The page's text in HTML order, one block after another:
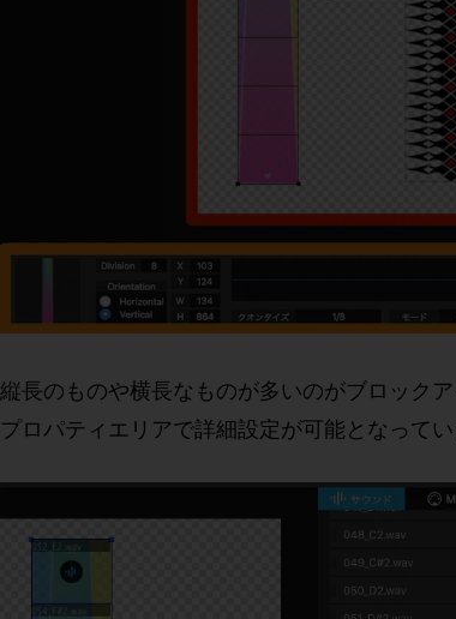
縦長のものや横長なものが多いのがブロックア
プロパティエリアで詳細設定が可能となってい